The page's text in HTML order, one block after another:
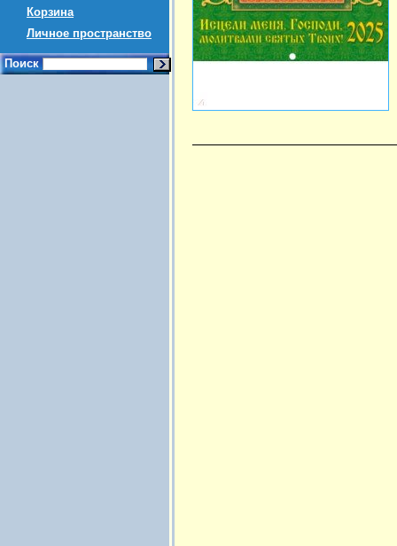
Корзина
Личное пространство
Поиск